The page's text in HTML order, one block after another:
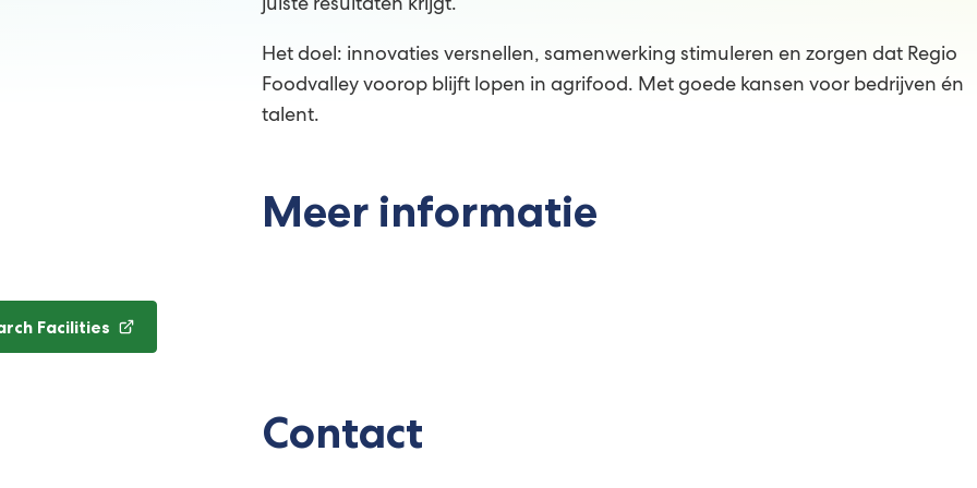
juiste resultaten krijgt.
Het doel: innovaties versnellen, samenwerking stimuleren en zorgen dat Regio
Foodvalley voorop blijft lopen in agrifood. Met goede kansen voor bedrijven én
talent.
Meer informatie
Facilities
Contact